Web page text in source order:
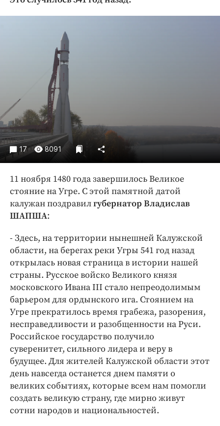
Криминал
Недвижимость и ЖКХ
Образование
Общество
Погода
Праздники
Происшествия
Спорт
Экономика и бизнес
ПРОЕКТЫ
Блоги
Издания
Медиаперсона
Клиника года
Бренд года
Работодатель года
17 8091
11 ноября 1480 года завершилось Великое
стояние на Угре. С этой памятной датой
калужан поздравилгубернатор Владислав
ШАПША:
- Здесь, на территории нынешней Калужской
области, на берегах реки Угры 541 год назад
открылась новая страница в истории нашей
страны. Русское войско Великого князя
московского Ивана III стало непреодолимым
барьером для ордынского ига. Стоянием на
Угре прекратилось время грабежа, разорения,
несправедливости и разобщенности на Руси.
Российское государство получило
суверенитет, сильного лидера и веру в
будущее. Для жителей Калужской области этот
день навсегда останется днем памяти о
великих событиях, которые всем нам помогли
создать великую страну, где мирно живут
сотни народов и национальностей.